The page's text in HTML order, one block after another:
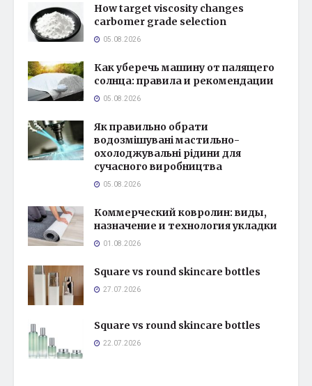
How target viscosity changes
carbomer grade selection
05.08.2026
Как уберечь машину от палящего
солнца: правила и рекомендации
05.08.2026
Як правильно обрати
водозмішувані мастильно-
охолоджувальні рідини для
сучасного виробництва
05.08.2026
Коммерческий ковролин: виды,
назначение и технология укладки
01.08.2026
Square vs round skincare bottles
27.07.2026
Square vs round skincare bottles
22.07.2026